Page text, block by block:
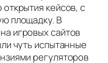
кейсов, с
площадку. В
игровых сайтов
чуть испытанные
регуляторов